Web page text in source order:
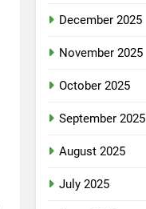
December 2025
November 2025
October 2025
September 2025
August 2025
July 2025